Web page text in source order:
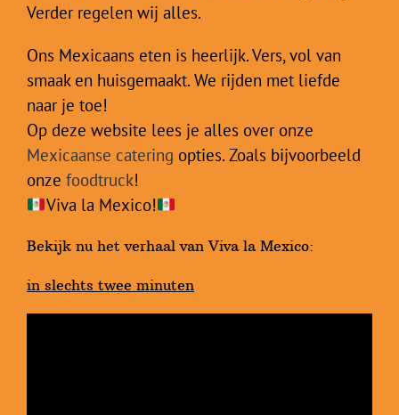
Verder regelen wij alles.
Ons Mexicaans eten is heerlijk. Vers, vol van
smaak en huisgemaakt. We rijden met liefde
naar je toe!
Op deze website lees je alles over onze
Mexicaanse catering opties. Zoals bijvoorbeeld
onze foodtruck!
Viva la Mexico!
Bekijk nu het verhaal van Viva la Mexico:
in slechts twee minuten